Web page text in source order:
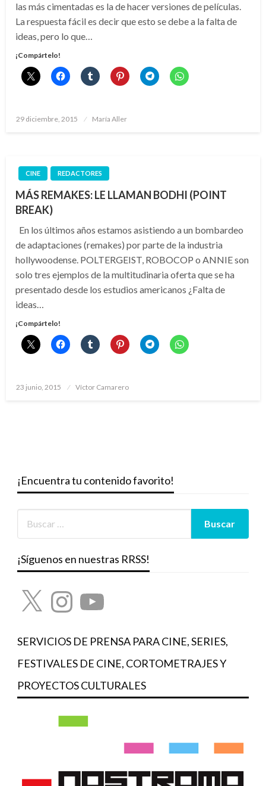
las más cimentadas es la de hacer versiones de películas.
La respuesta fácil es decir que esto se debe a la falta de
ideas, pero lo que…
¡Compártelo!
Publicado
29 diciembre, 2015 María Aller
CINE REDACTORES
MÁS REMAKES: LE LLAMAN BODHI (POINT
BREAK)
En los últimos años estamos asistiendo a un bombardeo
de adaptaciones (remakes) por parte de la industria
hollywoodense. POLTERGEIST, ROBOCOP o ANNIE son
solo tres ejemplos de la multitudinaria oferta que se ha
presentado desde los estudios americanos ¿Falta de
ideas…
¡Compártelo!
Publicado
23 junio, 2015 Víctor Camarero
¡Encuentra tu contenido favorito!
¡Síguenos en nuestras RRSS!
X InstagramYouTube
SERVICIOS DE PRENSA PARA CINE, SERIES,
FESTIVALES DE CINE, CORTOMETRAJES Y
PROYECTOS CULTURALES